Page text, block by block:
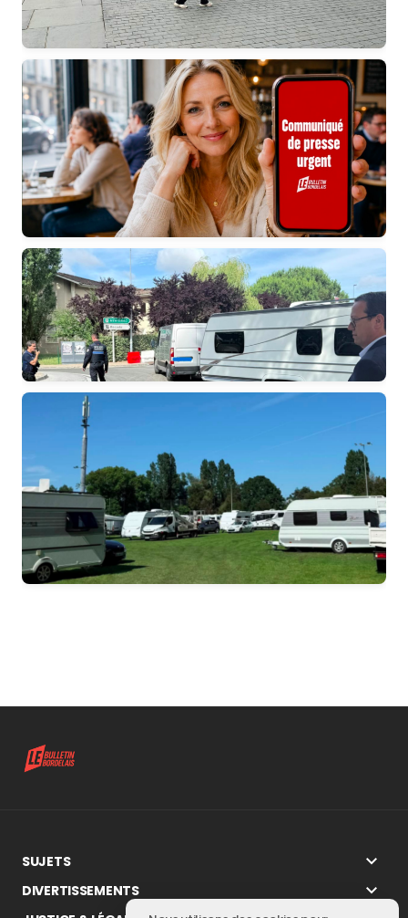
« 100 jours sans l’essentiel » : les véritables
priorités pour Bordeaux attendent toujours
Nouveau dispositif pour permettre aux autorités
d’informer la population en temps réel
Bruges : Départ de la communauté de Gens du
voyage installée illicitement à Daugère
SUJETS
DIVERTISSEMENTS